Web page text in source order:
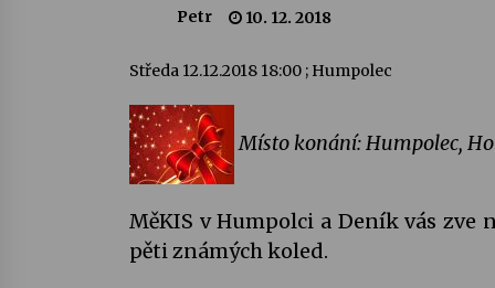
Pozvánka na integrační festival
Quijotova šedesátka: 28. 7.–1. 8.
28. 7. 2026
Miller
22. 7. 2026
Za kulturou kousek za Humpolec. V
Želivě ožije odkaz Josefa Čapka
13. 7. 2026
Petr 10. 12. 2018
Středa 12.12.2018 18:00 ; Humpolec
Místo konání: Humpolec,
MěKIS v Humpolci a Deník vás
pěti známých koled.